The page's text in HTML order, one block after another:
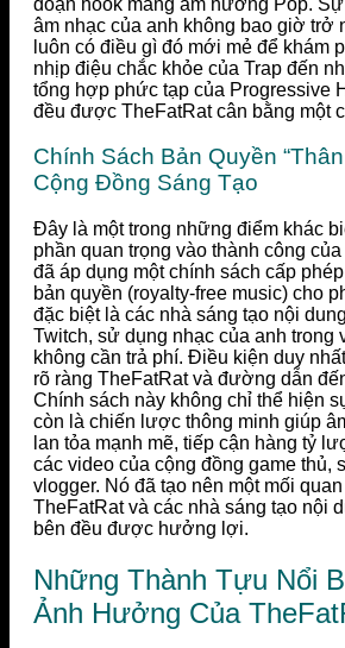
âm nhạc của anh không bao giờ trở
luôn có điều gì đó mới mẻ để khám
nhịp điệu chắc khỏe của Trap đến
tổng hợp phức tạp của Progressive
đều được TheFatRat cân bằng một
Chính Sách Bản Quyền
Cộng Đồng Sáng Tạo
Đây là một trong những điểm khác
phần quan trọng vào thành công
đã áp dụng một chính sách cấp
bản quyền (royalty-free music) cho
đặc biệt là các nhà sáng tạo nội
Twitch, sử dụng nhạc của anh trong
không cần trả phí. Điều kiện duy
rõ ràng TheFatRat và đường dẫn
Chính sách này không chỉ thể hiện
còn là chiến lược thông minh giúp
lan tỏa mạnh mẽ, tiếp cận hàng tỷ
các video của cộng đồng game thủ,
vlogger. Nó đã tạo nên một mối
TheFatRat và các nhà sáng tạo nội
bên đều được hưởng lợi.
Những Thành Tựu Nổi
Ảnh Hưởng Của